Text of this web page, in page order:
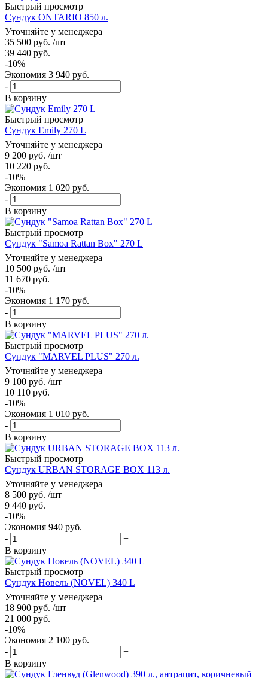
Быстрый просмотр
Сундук ONTARIO 850 л.
Уточняйте у менеджера
35 500 руб. /шт
39 440 руб.
-10%
Экономия 3 940 руб.
-
+
В корзину
Быстрый просмотр
Сундук Emily 270 L
Уточняйте у менеджера
9 200 руб. /шт
10 220 руб.
-10%
Экономия 1 020 руб.
-
+
В корзину
Быстрый просмотр
Сундук "Samoa Rattan Box" 270 L
Уточняйте у менеджера
10 500 руб. /шт
11 670 руб.
-10%
Экономия 1 170 руб.
-
+
В корзину
Быстрый просмотр
Сундук "MARVEL PLUS" 270 л.
Уточняйте у менеджера
9 100 руб. /шт
10 110 руб.
-10%
Экономия 1 010 руб.
-
+
В корзину
Быстрый просмотр
Сундук URBAN STORAGE BOX 113 л.
Уточняйте у менеджера
8 500 руб. /шт
9 440 руб.
-10%
Экономия 940 руб.
-
+
В корзину
Быстрый просмотр
Сундук Новель (NOVEL) 340 L
Уточняйте у менеджера
18 900 руб. /шт
21 000 руб.
-10%
Экономия 2 100 руб.
-
+
В корзину